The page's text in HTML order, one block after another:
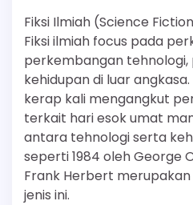
Fiksi Ilmiah (Science
Fiksi ilmiah focus pada
perkembangan tehnologi,
kehidupan di luar
kerap kali mengangkut
terkait hari esok umat
antara tehnologi serta
seperti 1984 oleh George
Frank Herbert
jenis ini.